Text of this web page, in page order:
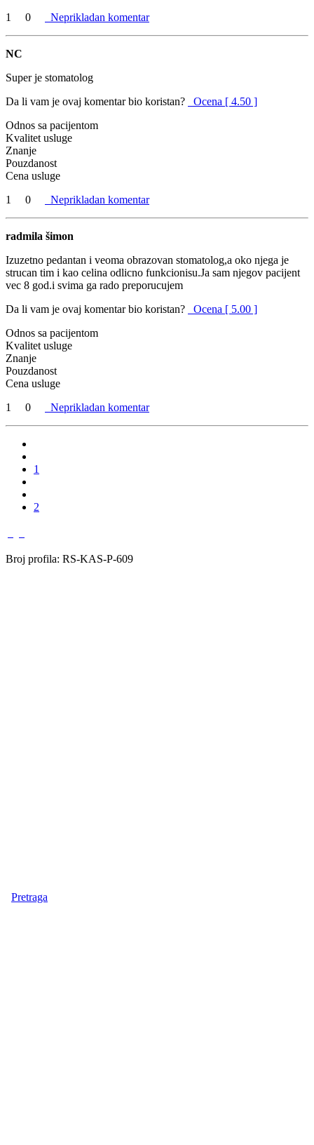
1
0 Neprikladan komentar
NC
Super je stomatolog
Da li vam je ovaj komentar bio koristan?
Ocena [ 4.50 ]
Odnos sa pacijentom
Kvalitet usluge
Znanje
Pouzdanost
Cena usluge
1
0 Neprikladan komentar
radmila šimon
Izuzetno pedantan i veoma obrazovan stomatolog,a oko njega je
strucan tim i kao celina odlicno funkcionisu.Ja sam njegov pacijent
vec 8 god.i svima ga rado preporucujem
Da li vam je ovaj komentar bio koristan?
Ocena [ 5.00 ]
Odnos sa pacijentom
Kvalitet usluge
Znanje
Pouzdanost
Cena usluge
1
0 Neprikladan komentar
1
2
Broj profila: RS-KAS-P-609
Pretraga